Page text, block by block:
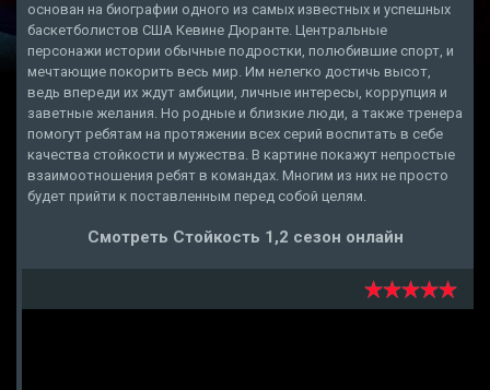
основан на биографии одного из самых известных и успешных
баскетболистов США Кевине Дюранте. Центральные
персонажи истории обычные подростки, полюбившие спорт, и
мечтающие покорить весь мир. Им нелегко достичь высот,
ведь впереди их ждут амбиции, личные интересы, коррупция и
заветные желания. Но родные и близкие люди, а также тренера
помогут ребятам на протяжении всех серий воспитать в себе
качества стойкости и мужества. В картине покажут непростые
взаимоотношения ребят в командах. Многим из них не просто
будет прийти к поставленным перед собой целям.
Смотреть Стойкость 1,2 сезон онлайн